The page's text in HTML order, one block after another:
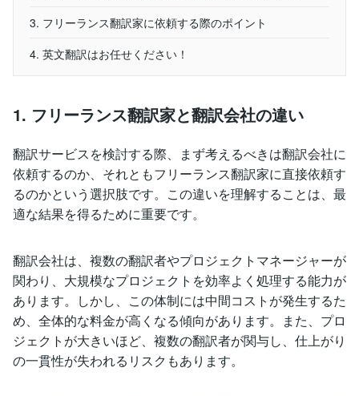
3. フリーランス翻訳家に依頼する際のポイント
4. 英文翻訳はお任せください！
1. フリーランス翻訳家と翻訳会社の違い
翻訳サービスを検討する際、まず考えるべきは翻訳会社に
依頼するのか、それともフリーランス翻訳家に直接依頼す
るのかという選択肢です。この違いを理解することは、最
適な結果を得るために重要です。
翻訳会社は、複数の翻訳者やプロジェクトマネージャーが
関わり、大規模なプロジェクトを効率よく処理する能力が
あります。しかし、この体制には中間コストが発生するた
め、全体的な料金が高くなる傾向があります。また、プロ
ジェクトが大きいほど、複数の翻訳者が関与し、仕上がり
の一貫性が失われるリスクもあります。